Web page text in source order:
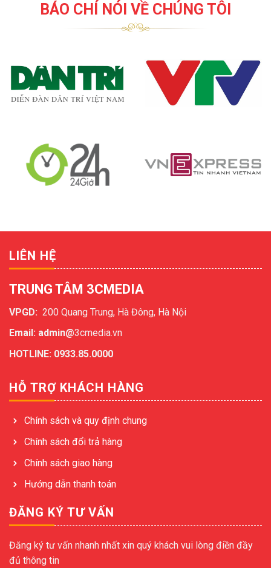
BÁO CHÍ NÓI VỀ CHÚNG TÔI
LIÊN HỆ
TRUNG TÂM 3CMEDIA
VPGD: 200 Quang Trung, Hà Đông, Hà Nội
Email: admin@3cmedia.vn
HOTLINE: 0933.85.0000
HỖ TRỢ KHÁCH HÀNG
Chính sách và quy định chung
Chính sách đổi trả hàng
Chính sách giao hàng
Hướng dẫn thanh toán
ĐĂNG KÝ TƯ VẤN
Đăng ký tư vấn nhanh nhất xin quý khách vui lòng điền đầy
đủ thông tin